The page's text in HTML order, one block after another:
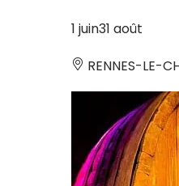
1 juin31 août
RENNES-LE-